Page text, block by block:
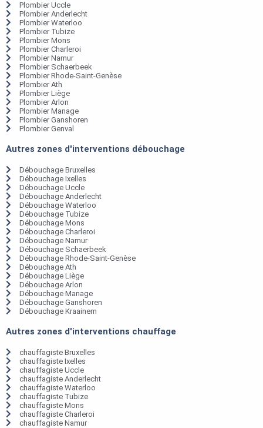
Plombier Uccle
Plombier Anderlecht
Plombier Waterloo
Plombier Tubize
Plombier Mons
Plombier Charleroi
Plombier Namur
Plombier Schaerbeek
Plombier Rhode-Saint-Genèse
Plombier Ath
Plombier Liège
Plombier Arlon
Plombier Manage
Plombier Ganshoren
Plombier Genval
Autres zones d'interventions débouchage
Débouchage Bruxelles
Débouchage Ixelles
Débouchage Uccle
Débouchage Anderlecht
Débouchage Waterloo
Débouchage Tubize
Débouchage Mons
Débouchage Charleroi
Débouchage Namur
Débouchage Schaerbeek
Débouchage Rhode-Saint-Genèse
Débouchage Ath
Débouchage Liège
Débouchage Arlon
Débouchage Manage
Débouchage Ganshoren
Débouchage Kraainem
Autres zones d'interventions chauffage
chauffagiste Bruxelles
chauffagiste Ixelles
chauffagiste Uccle
chauffagiste Anderlecht
chauffagiste Waterloo
chauffagiste Tubize
chauffagiste Mons
chauffagiste Charleroi
chauffagiste Namur